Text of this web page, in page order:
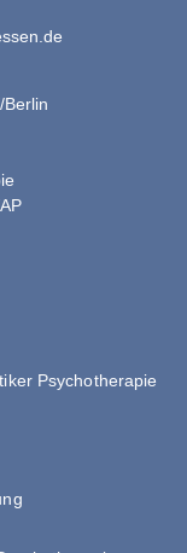
Psychotherapie